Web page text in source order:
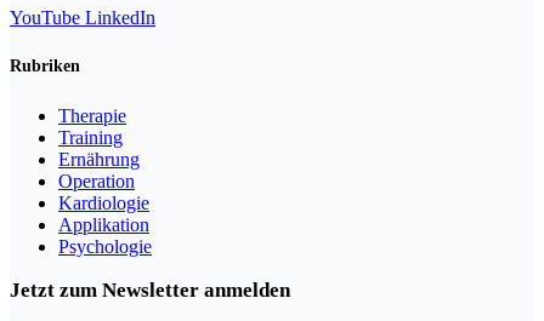
YouTube LinkedIn
Rubriken
Therapie
Training
Ernährung
Operation
Kardiologie
Applikation
Psychologie
Jetzt zum Newsletter anmelden